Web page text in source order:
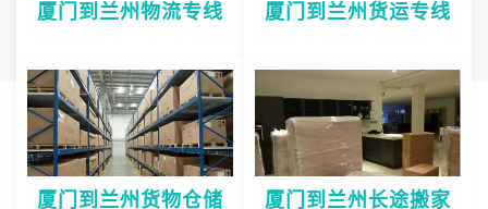
厦门到兰州物流专线 厦门到兰州货运专线
厦门到兰州货物仓储 厦门到兰州长途搬家